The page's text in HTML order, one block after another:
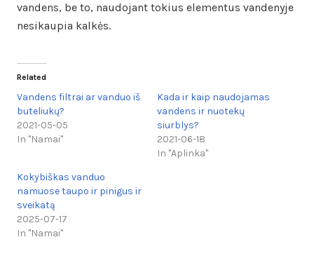
vandens, be to, naudojant tokius elementus vandenyje
nesikaupia kalkės.
Related
Vandens filtrai ar vanduo iš
buteliukų?
2021-05-05
In "Namai"
Kada ir kaip naudojamas
vandens ir nuotekų
siurblys?
2021-06-18
In "Aplinka"
Kokybiškas vanduo
namuose taupo ir pinigus ir
sveikatą
2025-07-17
In "Namai"